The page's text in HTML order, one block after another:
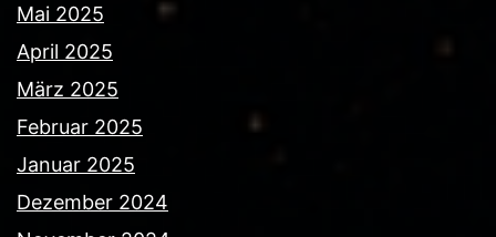
Mai 2025
April 2025
März 2025
Februar 2025
Januar 2025
Dezember 2024